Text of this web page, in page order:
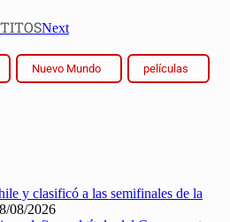
Next
Nuevo Mundo películas
y clasificó a las semifinales de la
08/2026